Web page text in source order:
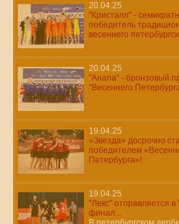
20.04.25
"Кристалл" -
победитель
весеннего
20.04.25
"Анапа" - бронзовый
"Весеннего
19.04.25
«Звезда» досрочно
победителем
Петербурга»!
19.04.25
"Лекс" отправляется
финал...